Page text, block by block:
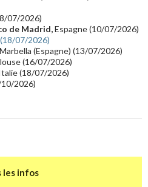
(14)
Chine(13)
07/2026)
de Madrid,Espagne (10/07/2026)
07/2026)
(Espagne) (13/07/2026)
(16/07/2026)
(18/07/2026)
2026)